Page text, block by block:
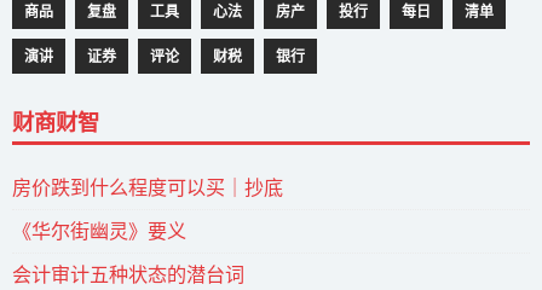
商品 复盘 工具 心法 房产 投行 每日 清单
演讲 证券 评论 财税 银行
财商财智
房价跌到什么程度可以买｜抄底
《华尔街幽灵》要义
会计审计五种状态的潜台词